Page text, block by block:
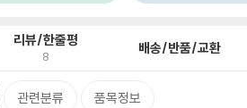
리뷰/한줄평
8 배송/반품/교환
관련분류 품목정보